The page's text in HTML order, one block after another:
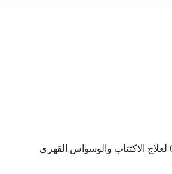
سيتالوبرام Citalopram لعلاج الاكتئاب والوسواس القهري